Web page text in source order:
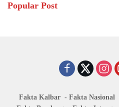
Popular Post
Fakta Kalbar Fakta Nasional